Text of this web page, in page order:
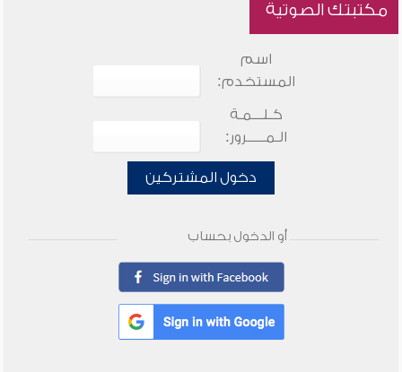
مكتبتك الصوتية
اسم
المستخدم:
كـلـــمـة
الـمـــــرور:
دخول المشتركين
أو الدخول بحساب